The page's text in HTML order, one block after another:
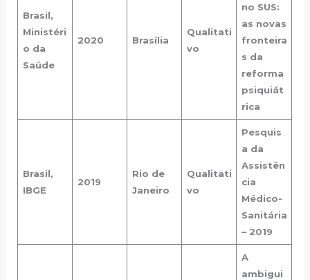
Brasil,
Ministéri
o da
Saúde
2020 Brasília
Qualitati
vo
no SUS:
as novas
fronteira
s da
reforma
psiquiát
rica
Brasil,
IBGE
2019
Rio de
Janeiro
Qualitati
vo
Pesquis
a da
Assistên
cia
Médico-
Sanitária
– 2019
A
ambigui